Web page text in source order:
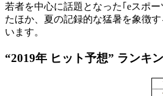
若者を中心に話題となった｢eスポ
たほか、夏の記録的な猛暑を象徴
います。
“2019年 ヒット予想” ランキ